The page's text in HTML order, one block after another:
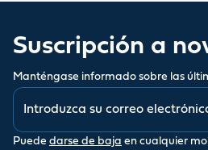
Suscripción a
Manténgase informado sobre las
Puede darse de baja en cualquier